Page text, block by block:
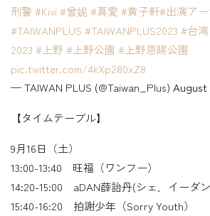
刑警 #Kivi#曾妮#真愛 #黄子軒#出演ア
#TAIWANPLUS #TAIWANPLUS2023 #台
2023 #上野 #上野公園 #上野恩賜公園
pic.twitter.com/4kXp280xZ8
— TAIWAN PLUS (@Taiwan_Plus) August
【タイムテーブル】
9月16日（土）
13:00-13:40 旺福（ワンフー）
14:20-15:00 aDAN薛詒丹(シェ．イーダ
15:40-16:20 拍謝少年（Sorry Youth）